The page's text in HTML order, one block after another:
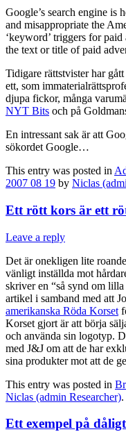
Google’s search engine is
and misappropriate the
‘keyword’ triggers for
the text or title of paid
Tidigare rättstvister har
ett, som
djupa fickor, många
NYT Bits och på
En intressant sak är att
sökordet Google…
This entry was posted in
2007 08 19 by Niclas
Ett rött kors är ett
Leave a reply
Det är onekligen lite
vänligt inställda mot
skriver en “så synd om
artikel i samband med att
amerikanska Röda Korset
Korset gjort är att börja
och använda sin logotyp.
med J&J om att de har
sina produkter mot att de
This entry was posted in
Niclas (admin Researcher).
Ett exempel på